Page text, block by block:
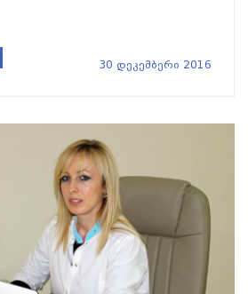
30 დეკემბერი 2016